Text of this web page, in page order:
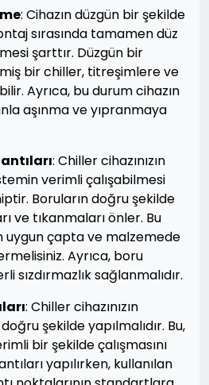
: Cihazın düzgün bir şekilde
sırasında tamamen düz
şarttır. Düzgün bir
bir chiller, titreşimlere ve
Ayrıca, bu durum cihazın
aşınma ve yıpranmaya
: Chiller cihazınızın
verimli çalışabilmesi
Boruların doğru şekilde
ve tıkanmaları önler. Bu
uygun çapta ve malzemede
Ayrıca, boru
sızdırmazlık sağlanmalıdır.
: Chiller cihazınızın
şekilde yapılmalıdır. Bu,
bir şekilde çalışmasını
yapılırken, kullanılan